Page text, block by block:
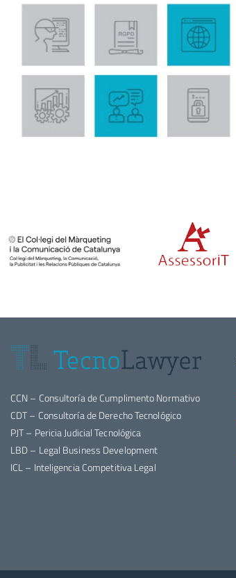
CCN – Consultoría de Cumplimento Normativo
CDT – Consultoría de Derecho Tecnológico
PJT – Pericia Judicial Tecnológica
LBD – Legal Business Development
ICL – Inteligencia Competitiva Legal